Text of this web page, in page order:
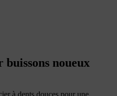
noueux
à dents douces pour une